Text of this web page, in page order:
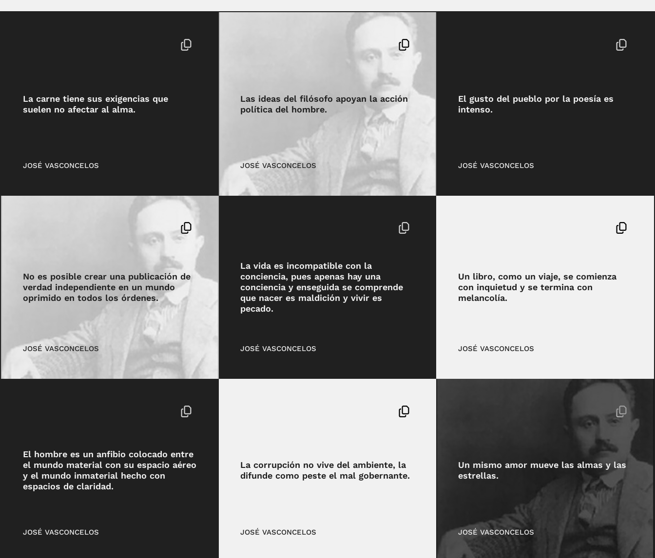
La carne tiene sus exigencias que
suelen no afectar al alma.
JOSÉ VASCONCELOS
Las ideas del filósofo apoyan la acción
política del hombre.
JOSÉ VASCONCELOS
El gusto del pueblo por la poesía es
intenso.
JOSÉ VASCONCELOS
No es posible crear una publicación de
verdad independiente en un mundo
oprimido en todos los órdenes.
JOSÉ VASCONCELOS
La vida es incompatible con la
conciencia, pues apenas hay una
conciencia y enseguida se comprende
que nacer es maldición y vivir es
pecado.
JOSÉ VASCONCELOS
Un libro, como un viaje, se comienza
con inquietud y se termina con
melancolía.
JOSÉ VASCONCELOS
El hombre es un anfibio colocado entre
el mundo material con su espacio aéreo
y el mundo inmaterial hecho con
espacios de claridad.
JOSÉ VASCONCELOS
La corrupción no vive del ambiente, la
difunde como peste el mal gobernante.
JOSÉ VASCONCELOS
Un mismo amor mueve las almas y las
estrellas.
JOSÉ VASCONCELOS